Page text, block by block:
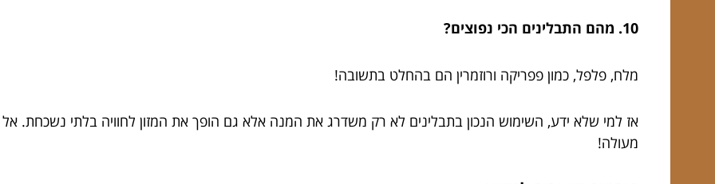
10. מהם התבלינים הכי נפוצים?
מלח, פלפל, כמון פפריקה ורוזמרין הם בהחלט בתשובה!
אז למי שלא ידע, השימוש הנכון בתבלינים לא רק משדרג את המנה אלא גם הופך את המזון לחוויה בלתי נשכחת.
מעולה!